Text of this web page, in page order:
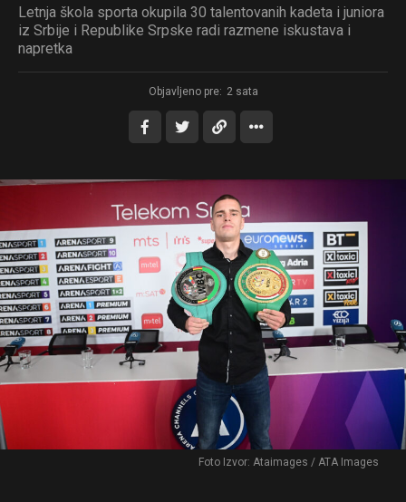
Letnja škola sporta okupila 30 talentovanih kadeta i juniora
iz Srbije i Republike Srpske radi razmene iskustava i
napretka
Objavljeno pre: 2 sata
Foto Izvor: Ataimages / ATA Images